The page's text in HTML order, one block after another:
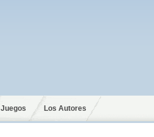
Juegos Los Autores